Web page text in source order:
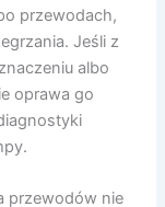
przewodach,
Jeśli z
albo
oprawa go
przewodów nie